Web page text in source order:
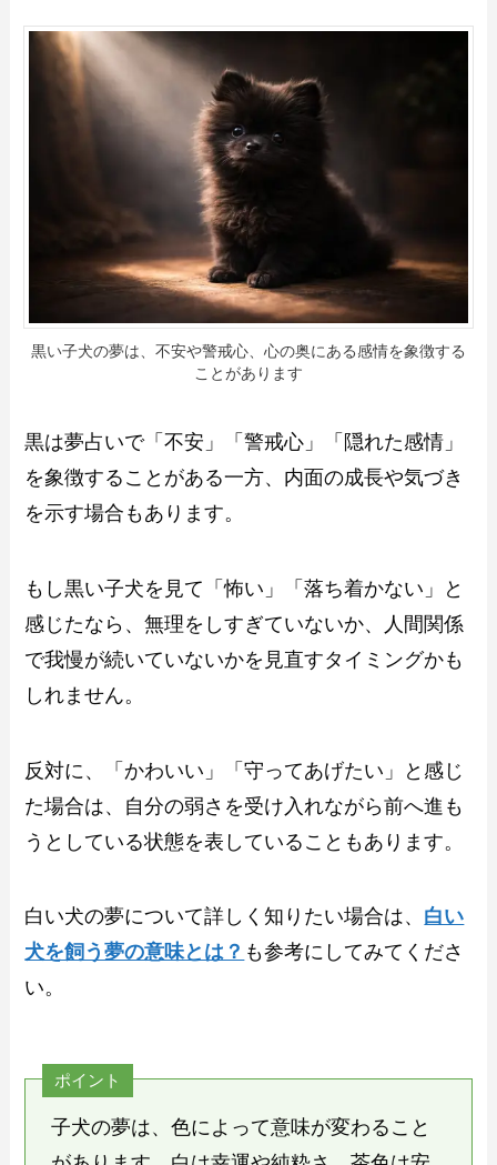
黒い子犬の夢は、不安や警戒心、心の奥にある感情を象徴する
ことがあります
黒は夢占いで「不安」「警戒心」「隠れた感情」
を象徴することがある一方、内面の成長や気づき
を示す場合もあります。
もし黒い子犬を見て「怖い」「落ち着かない」と
感じたなら、無理をしすぎていないか、人間関係
で我慢が続いていないかを見直すタイミングかも
しれません。
反対に、「かわいい」「守ってあげたい」と感じ
た場合は、自分の弱さを受け入れながら前へ進も
うとしている状態を表していることもあります。
白い犬の夢について詳しく知りたい場合は、 白い
犬を飼う夢の意味とは？ も参考にしてみてくださ
い。
ポイント
子犬の夢は、色によって意味が変わること